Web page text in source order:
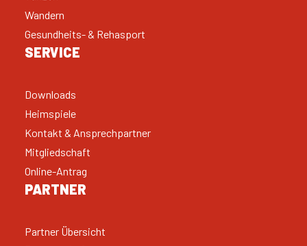
Wandern
Gesundheits- & Rehasport
SERVICE
Downloads
Heimspiele
Kontakt & Ansprechpartner
Mitgliedschaft
Online-Antrag
PARTNER
Partner Übersicht